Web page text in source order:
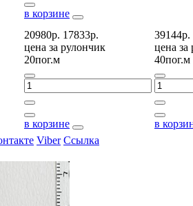
в корзине
20980р. 17833р.
цена за рулончик
20пог.м
в корзине
39144р.
цена за
40пог.м
в
Viber Ссылка